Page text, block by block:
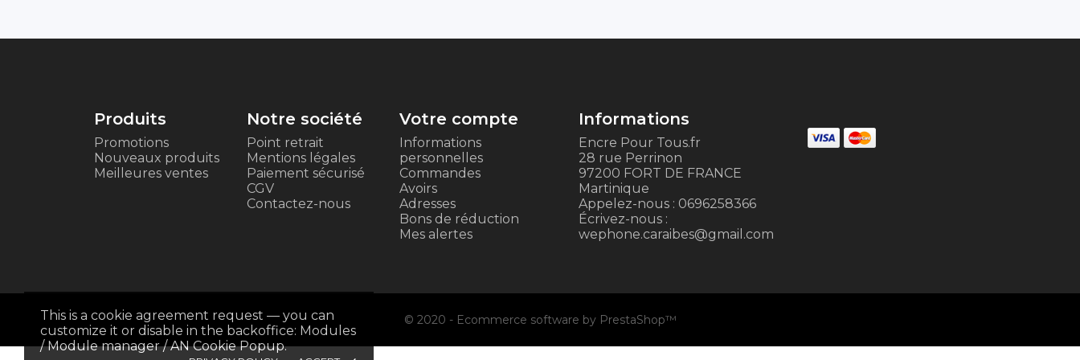
This is a cookie agreement request — you can
customize it or disable in the backoffice: Modules
/ Module manager / AN Cookie Popup.
Produits
Promotions
Nouveaux produits
Meilleures ventes
Notre société
Point retrait
Mentions légales
Paiement sécurisé
CGV
Contactez-nous
Votre compte
Informations
personnelles
Commandes
Avoirs
Adresses
Bons de réduction
Mes alertes
Informations
Encre Pour Tous.fr
28 rue Perrinon
97200 FORT DE FRANCE
Martinique
Appelez-nous : 0696258366
Écrivez-nous :
wephone.caraibes@gmail.com
© 2020 - Ecommerce software by PrestaShop™